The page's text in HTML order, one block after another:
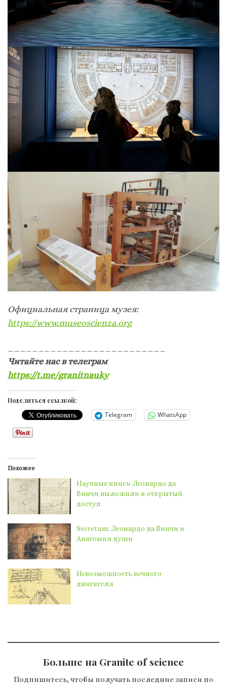
Официальная страница музея:
https://www.museoscienza.org
Читайте нас в телеграм
https://t.me/granitnauky
Поделиться ссылкой:
Telegram WhatsApp
Похожее
Научные книги Леонардо да
Винчи выложили в открытый
доступ
Secretum: Леонардо да Винчи и
Анатомия души
Невозможность вечного
двигателя
Больше на Granite of science
Подпишитесь, чтобы получать последние записи по